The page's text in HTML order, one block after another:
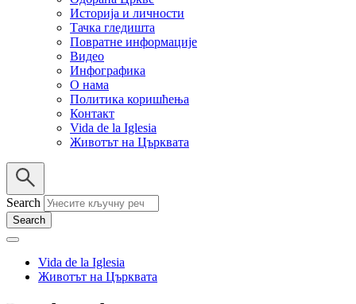
Историја и личности
Тачка гледишта
Повратне информације
Видео
Инфографика
О нама
Политика коришћења
Контакт
Vida de la Iglesia
Животът на Църквата
Search
Vida de la Iglesia
Животът на Църквата